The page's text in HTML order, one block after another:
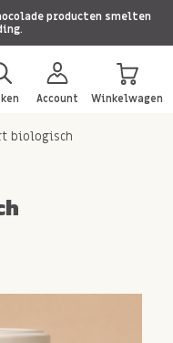
producten smelten
Account Winkelwagen
biologisch